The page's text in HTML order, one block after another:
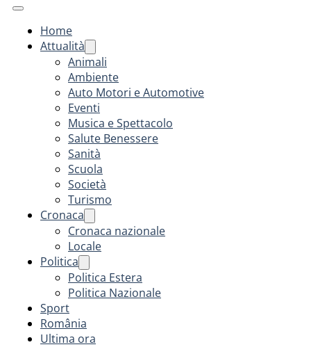
Home
Attualità
Animali
Ambiente
Auto Motori e Automotive
Eventi
Musica e Spettacolo
Salute Benessere
Sanità
Scuola
Società
Turismo
Cronaca
Cronaca nazionale
Locale
Politica
Politica Estera
Politica Nazionale
Sport
România
Ultima ora